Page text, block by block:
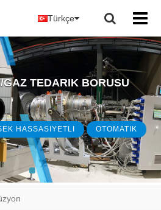
Türkçe
GAZ TEDARIK BORUSU
HASSASIYETLI OTOMATIK